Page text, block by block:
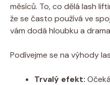
měsíců. To, co dělá lash
že se často používá ve
vám dodá hloubku a
Podívejme se na výhody
Trvalý efekt: